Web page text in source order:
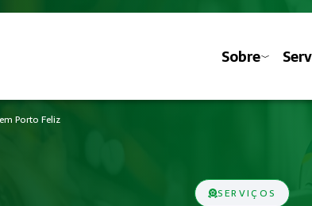
Sobre
Porto Feliz
SERVIÇOS